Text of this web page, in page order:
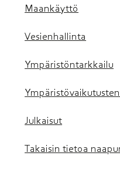
Maankäyttö
Vesienhallinta
Ympäristöntarkkailu
Julkaisut
Takaisin tietoa